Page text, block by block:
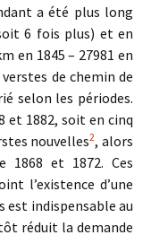
a été plus long
6 fois plus) et en
en 1845 – 27981 en
de chemin de
selon les périodes.
et 1882, soit en cinq
nouvelles2, alors
1868 et 1872. Ces
l’existence d’une
est indispensable au
réduit la demande